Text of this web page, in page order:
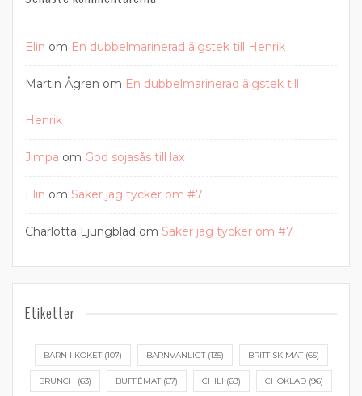
Elin om En dubbelmarinerad älgstek till Henrik
Martin Ågren om En dubbelmarinerad älgstek till
Henrik
Jimpa om God sojasås till lax
Elin om Saker jag tycker om #7
Charlotta Ljungblad om Saker jag tycker om #7
Etiketter
BARN I KÖKET(107) BARNVÄNLIGT(135) BRITTISK MAT(65)
BRUNCH (63) BUFFÉMAT(67) CHILI (69) CHOKLAD (96)